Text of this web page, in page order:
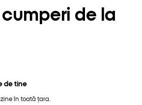
de la
de tine
în toată țara.